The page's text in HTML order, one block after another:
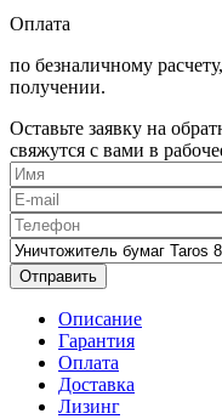
Оплата
по безналичному
получении.
Оставьте заявку на
свяжутся с вами в
Отправить
Описание
Гарантия
Оплата
Доставка
Лизинг